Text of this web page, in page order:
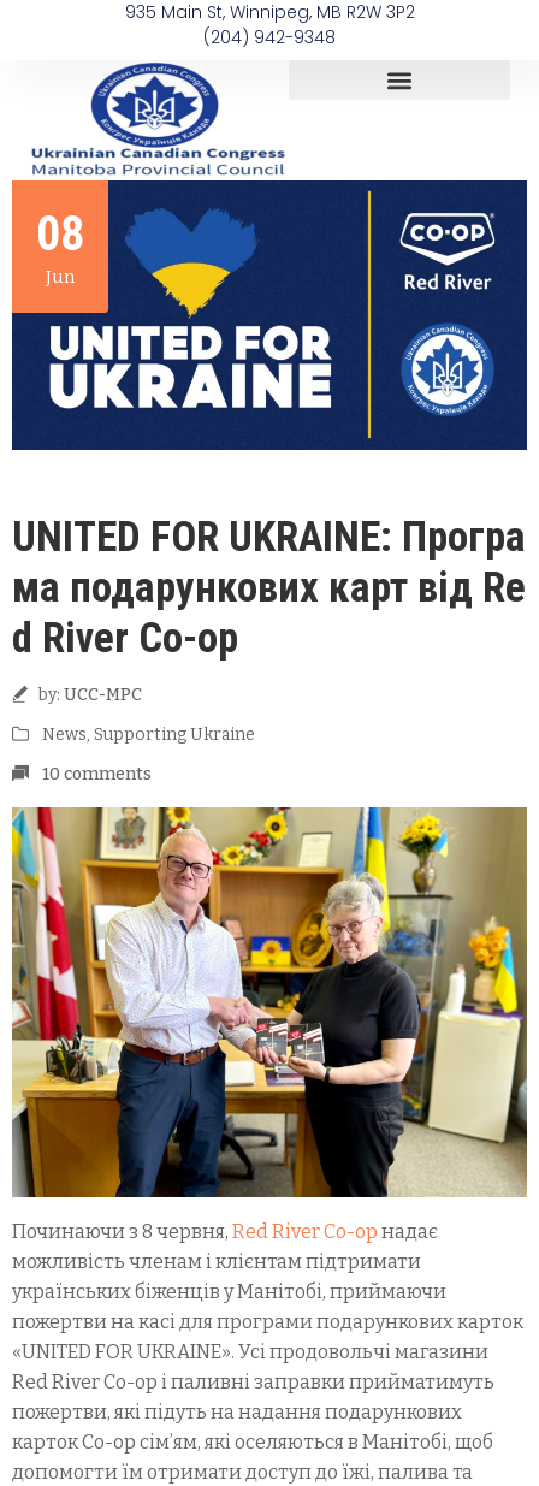
935 Main St, Winnipeg, MB R2W 3P2
(204) 942-9348
08
Jun
UNITED FOR UKRAINE: Програ
ма подарункових карт від Re
d River Co-op
by: UCC-MPC
News‚ Supporting Ukraine
10 comments
Починаючи з 8 червня, Red River Co-op надає
можливість членам і клієнтам підтримати
українських біженців у Манітобі, приймаючи
пожертви на касі для програми подарункових карток
«UNITED FOR UKRAINE». Усі продовольчі магазини
Red River Co-op і паливні заправки прийматимуть
пожертви, які підуть на надання подарункових
карток Co-op сім’ям, які оселяються в Манітобі, щоб
допомогти їм отримати доступ до їжі, палива та